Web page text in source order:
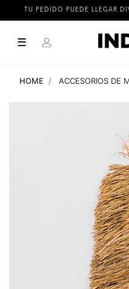
TU PEDIDO PUEDE LLEGAR
☰
HOME ACCESORIOS DE